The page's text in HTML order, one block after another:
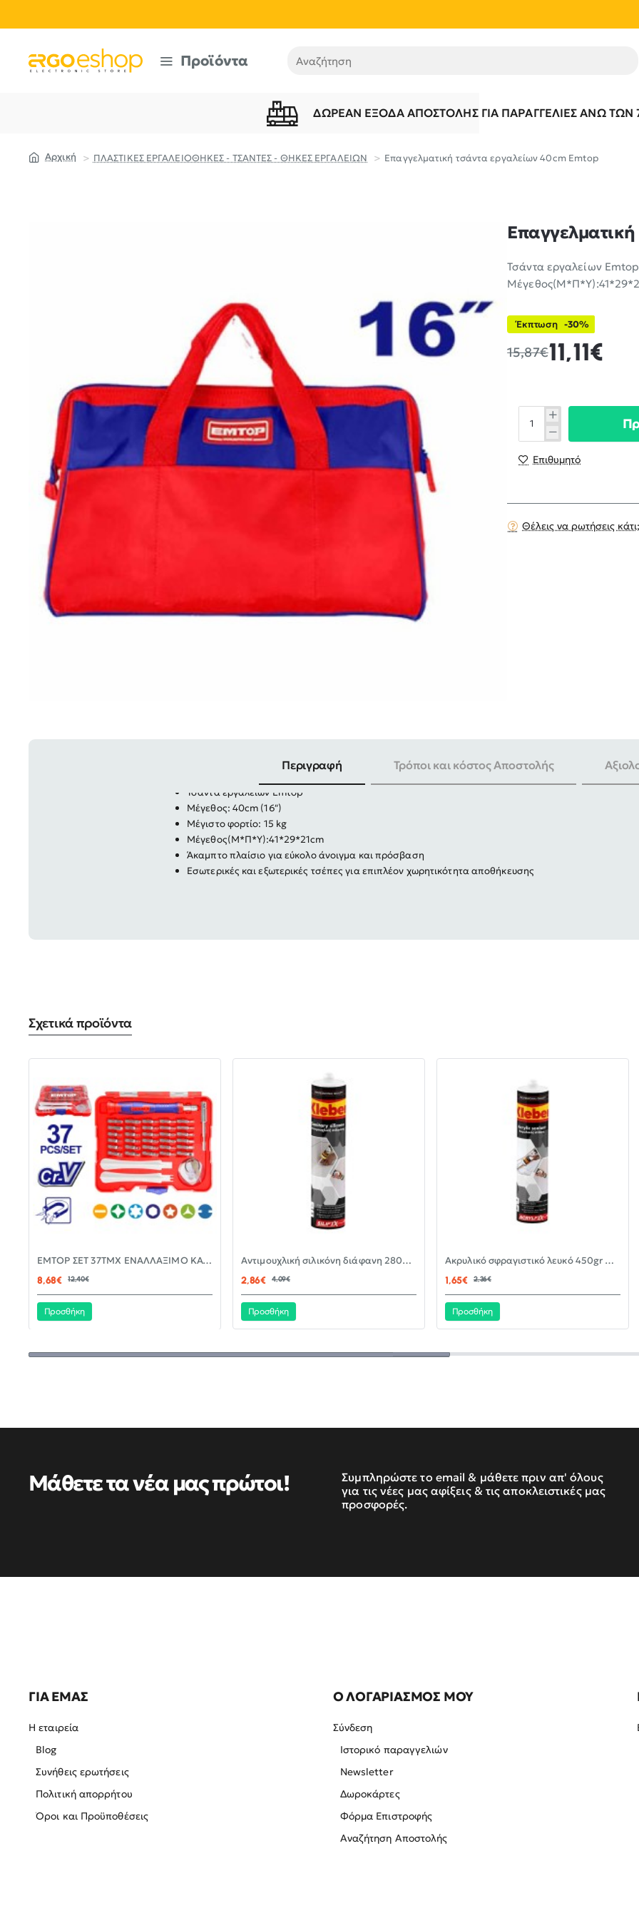
Προϊόντα Αναζήτηση
ΔΩΡΕΆΝ ΈΞΟΔΑ ΑΠΟΣΤΟΛΉΣ ΓΙΑ ΠΑΡΑΓΓΕΛΊΕΣ ΆΝΩ ΤΩΝ
ΠΛΑΣΤΙΚΕΣ ΕΡΓΑΛΕΙΟΘΗΚΕΣ - ΤΣΑΝΤΕΣ - ΘΗΚΕΣ ΕΡΓΑΛΕΙΩΝ Επαγγελματική τσάντα εργαλείων 40cm Emtop
Τσάντα εργαλείων
Έκπτωση -30%
11,11€
15,87€
Επιθυμητό
Θέλεις να ρωτήσεις κάτι;
Περιγραφή Τρόποι και κόστος Αποστολής
Τσάντα εργαλείων Emtop
Μέγεθος: 40cm (16″)
Μέγιστο φορτίο: 15 kg
Μέγεθος(Μ*Π*Υ):41*29*21cm
Άκαμπτο πλαίσιο για εύκολο άνοιγμα και πρόσβαση
Εσωτερικές και εξωτερικές τσέπες για επιπλέον χωρητικότητα αποθήκευσης
Σχετικά προϊόντα
-30%EMTOP ΣΕΤ 37ΤΜΧ ΕΝΑΛΛΑΞΙΜΟ ΚΑΤΣΑΒΙΔΙ ΜΕ ΜΥΤΕΣ EBST03702
8,68€
12,40€
Προσθήκη
-30%Αντιμουχλική σιλικόνη διάφανη 280ml KLEBER
2,86€
4,09€
Προσθήκη
-30%Ακρυλικό σφραγιστικό λευκό 450gr KLEBER
1,65€
2,36€
Προσθήκη
Μάθετε τα νέα μας πρώτοι!
Συμπληρώστε το email & μάθετε πριν απ' όλους
για τις νέες μας αφίξεις & τις αποκλειστικές μας
προσφορές.
ΓΙΑ ΕΜΑΣ
Η εταιρεία
Blog
Συνήθεις ερωτήσεις
Πολιτική απορρήτου
Όροι και Προϋποθέσεις
Ο ΛΟΓΑΡΙΑΣΜΟΣ ΜΟΥ
Σύνδεση
Ιστορικό παραγγελιών
Newsletter
Δωροκάρτες
Φόρμα Επιστροφής
Αναζήτηση Αποστολής